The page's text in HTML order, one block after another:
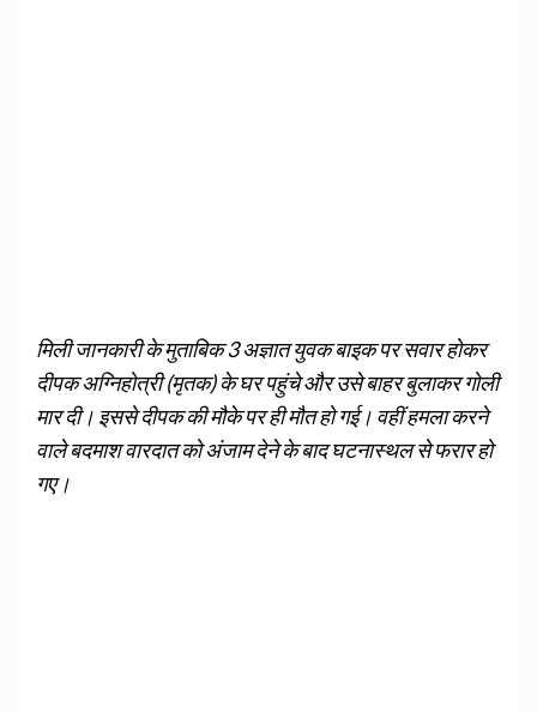
मिली जानकारी के मुताबिक 3 अज्ञात युवक बाइक पर सवार होकर
दीपक अग्निहोत्री (मृतक) के घर पहुंचे और उसे बाहर बुलाकर गोली
मार दी। इससे दीपक की मौके पर ही मौत हो गई। वहीं हमला करने
वाले बदमाश वारदात को अंजाम देने के बाद घटनास्थल से फरार हो
गए।